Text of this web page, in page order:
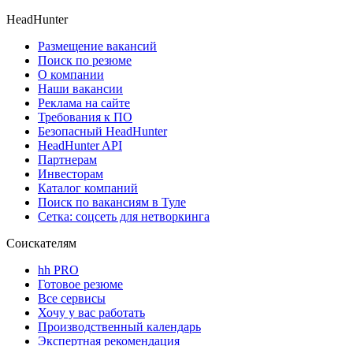
HeadHunter
Размещение вакансий
Поиск по резюме
О компании
Наши вакансии
Реклама на сайте
Требования к ПО
Безопасный HeadHunter
HeadHunter API
Партнерам
Инвесторам
Каталог компаний
Поиск по вакансиям в Туле
Сетка: соцсеть для нетворкинга
Соискателям
hh PRO
Готовое резюме
Все сервисы
Хочу у вас работать
Производственный календарь
Экспертная рекомендация